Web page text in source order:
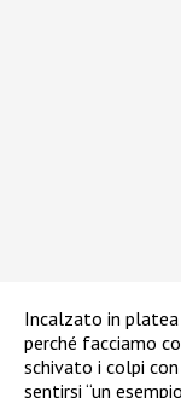
Incalzato in platea
perché facciamo
schivato i colpi
sentirsi “un